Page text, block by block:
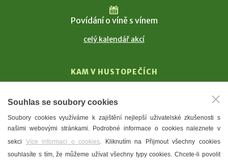
Povídání o víně s vínem
celý kalendář akcí
KAM V HUSTOPEČÍCH
T. G. Masaryk
Mandloně
Ubytování
Restaurace
Souhlas se soubory cookies
Soubory cookies využíváme k zajištění nejlepší uživatelské zkušenosti s
našimi webovými stránkami. Podrobné informace o cookies naleznete v
sekci Více informací o cookies. Kliknutím na Přijmout všechny cookies
souhlasíte s tím, že můžeme užívat všechny typy cookies. Chcete-li povolit